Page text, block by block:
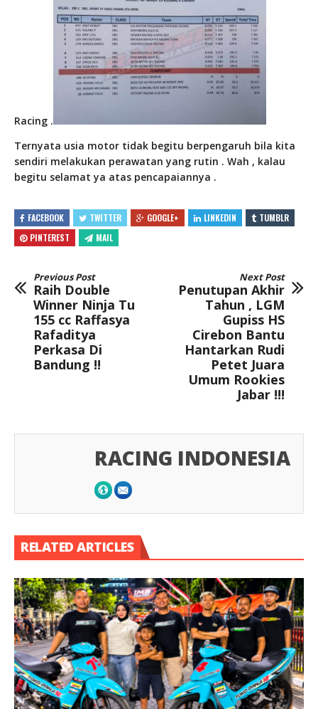
Racing .
Ternyata usia motor tidak begitu berpengaruh bila kita
sendiri melakukan perawatan yang rutin . Wah , kalau
begitu selamat ya atas pencapaiannya .
FACEBOOK TWITTER GOOGLE+ LINKEDIN
TUMBLR
PINTEREST
MAIL
Previous Post
Raih Double
Winner Ninja Tu
155 cc Raffasya
Rafaditya
Perkasa Di
Bandung !!
Next Post
Penutupan Akhir
Tahun , LGM
Gupiss HS
Cirebon Bantu
Hantarkan Rudi
Petet Juara
Umum Rookies
Jabar !!!
RACING INDONESIA
RELATED ARTICLES